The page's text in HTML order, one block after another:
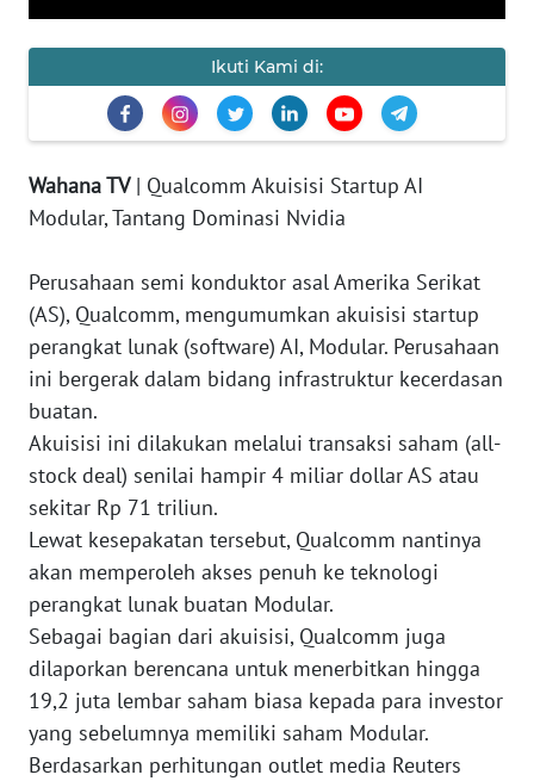
Ikuti Kami di:
Wahana TV| Qualcomm Akuisisi Startup AI
Modular, Tantang Dominasi Nvidia
Perusahaan semi konduktor asal Amerika Serikat
(AS), Qualcomm, mengumumkan akuisisi startup
perangkat lunak (software) AI, Modular. Perusahaan
ini bergerak dalam bidang infrastruktur kecerdasan
buatan.
Akuisisi ini dilakukan melalui transaksi saham (all-
stock deal) senilai hampir 4 miliar dollar AS atau
sekitar Rp 71 triliun.
Lewat kesepakatan tersebut, Qualcomm nantinya
akan memperoleh akses penuh ke teknologi
perangkat lunak buatan Modular.
Sebagai bagian dari akuisisi, Qualcomm juga
dilaporkan berencana untuk menerbitkan hingga
19,2 juta lembar saham biasa kepada para investor
yang sebelumnya memiliki saham Modular.
Berdasarkan perhitungan outlet media Reuters
DISCLAIMER
News
Regional
WN
SUMUT
WN
JAKARTA
WN
JABAR
BANTEN
WN
NTT